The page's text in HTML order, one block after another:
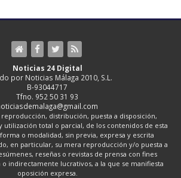
Noticias 24 Digital
por Noticias Málaga 2010, S.L.
B-93044717
Tfno. 952 50 31 93
distribución, puesta a disposición,
utilización total o parcial, de los contenidos de esta
o modalidad, sin previa, expresa y escrita
en particular, su mera reproducción y/o puesta a
reseñas o revistas de prensa con fines
indirectamente lucrativos, a la que se manifiesta
oposición expresa.